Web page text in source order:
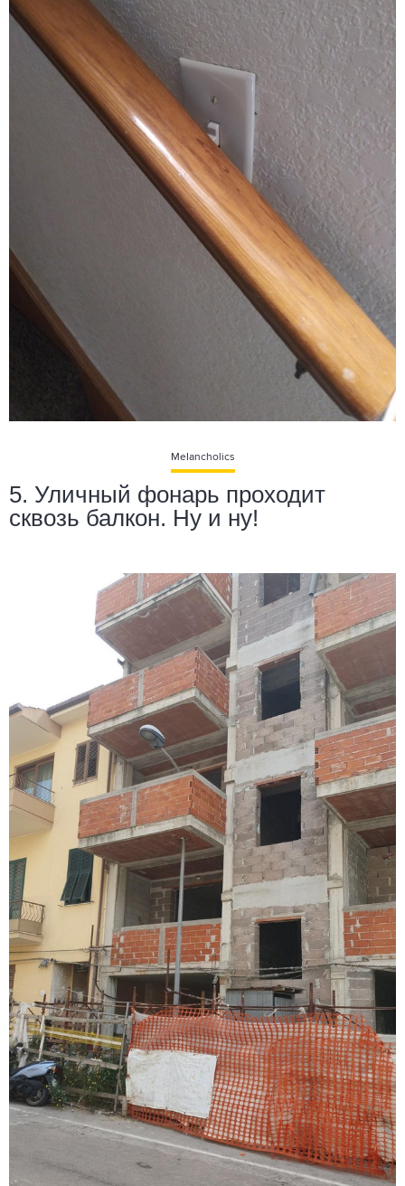
MeIancholics
5. Уличный фонарь проходит
сквозь балкон. Ну и ну!